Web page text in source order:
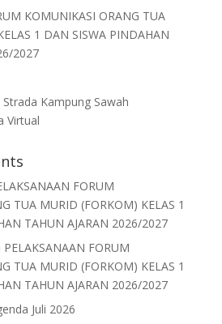
KOMUNIKASI ORANG TUA
1 DAN SISWA PINDAHAN
2027
Kampung Sawah
Virtual
FORUM
TUA MURID (FORKOM) KELAS 1
TAHUN AJARAN 2026/2027
PELAKSANAAN FORUM
TUA MURID (FORKOM) KELAS 1
TAHUN AJARAN 2026/2027
Juli 2026